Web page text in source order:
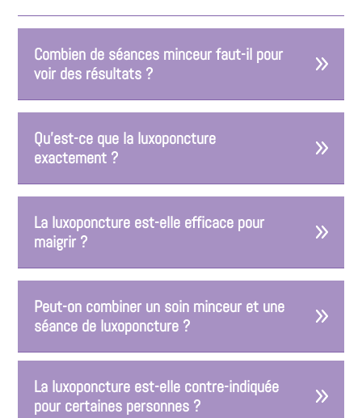
Combien de séances minceur faut-il pour
voir des résultats ?
Qu'est-ce que la luxoponcture
exactement ?
La luxoponcture est-elle efficace pour
maigrir ?
Peut-on combiner un soin minceur et une
séance de luxoponcture ?
La luxoponcture est-elle contre-indiquée
pour certaines personnes ?